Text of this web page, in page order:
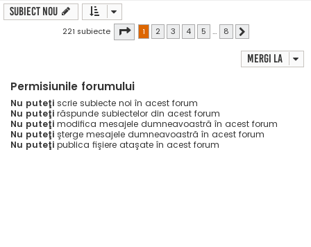
Subiect nou
221 subiecte Pagina din
1 2 3 4 5 … 8
Mergi la
Permisiunile forumului
Nu puteţi scrie subiecte noi în acest forum
Nu puteţi răspunde subiectelor din acest forum
Nu puteţi modifica mesajele dumneavoastră în acest forum
Nu puteţi şterge mesajele dumneavoastră în acest forum
Nu puteţi publica fişiere ataşate în acest forum